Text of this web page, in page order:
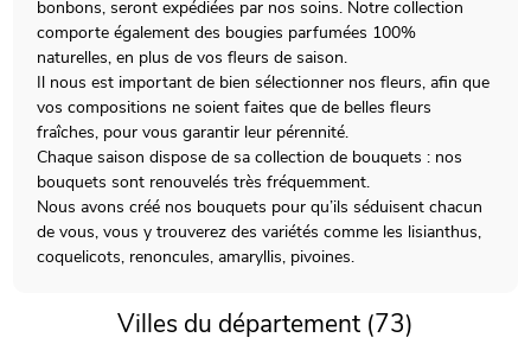
bonbons, seront expédiées par nos soins. Notre collection
comporte également des bougies parfumées 100%
naturelles, en plus de vos fleurs de saison.
Il nous est important de bien sélectionner nos fleurs, afin que
vos compositions ne soient faites que de belles fleurs
fraîches, pour vous garantir leur pérennité.
Chaque saison dispose de sa collection de bouquets : nos
bouquets sont renouvelés très fréquemment.
Nous avons créé nos bouquets pour qu’ils séduisent chacun
de vous, vous y trouverez des variétés comme les lisianthus,
coquelicots, renoncules, amaryllis, pivoines.
Villes du département (73)